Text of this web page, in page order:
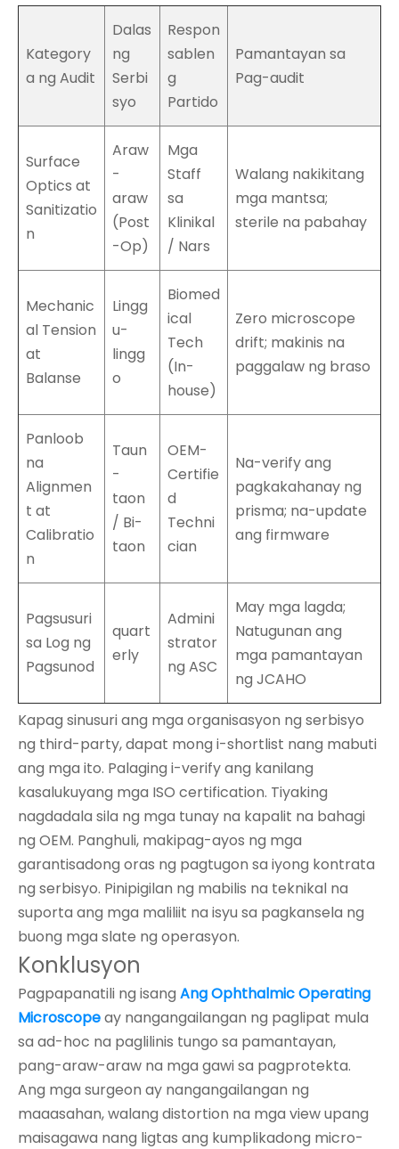
Kategory
a ng Audit
Dalas
ng
Serbi
syo
Respon
sablen
g
Partido
Pamantayan sa
Pag-audit
Surface
Optics at
Sanitizatio
n
Araw
-
araw
(Post
-Op)
Mga
Staff
sa
Klinikal
/ Nars
Walang nakikitang
mga mantsa;
sterile na pabahay
Mechanic
al Tension
at
Balanse
Lingg
u-
lingg
o
Biomed
ical
Tech
(In-
house)
Zero microscope
drift; makinis na
paggalaw ng braso
Panloob
na
Alignmen
t at
Calibratio
n
Taun
-
taon
/ Bi-
taon
OEM-
Certifie
d
Techni
cian
Na-verify ang
pagkakahanay ng
prisma; na-update
ang firmware
Pagsusuri
sa Log ng
Pagsunod
quart
erly
Admini
strator
ng ASC
May mga lagda;
Natugunan ang
mga pamantayan
ng JCAHO
Kapag sinusuri ang mga organisasyon ng serbisyo
ng third-party, dapat mong i-shortlist nang mabuti
ang mga ito. Palaging i-verify ang kanilang
kasalukuyang mga ISO certification. Tiyaking
nagdadala sila ng mga tunay na kapalit na bahagi
ng OEM. Panghuli, makipag-ayos ng mga
garantisadong oras ng pagtugon sa iyong kontrata
ng serbisyo. Pinipigilan ng mabilis na teknikal na
suporta ang mga maliliit na isyu sa pagkansela ng
buong mga slate ng operasyon.
Konklusyon
Pagpapanatili ng isang Ang Ophthalmic Operating
Microscopeay nangangailangan ng paglipat mula
sa ad-hoc na paglilinis tungo sa pamantayan,
pang-araw-araw na mga gawi sa pagprotekta.
Ang mga surgeon ay nangangailangan ng
maaasahan, walang distortion na mga view upang
maisagawa nang ligtas ang kumplikadong micro-